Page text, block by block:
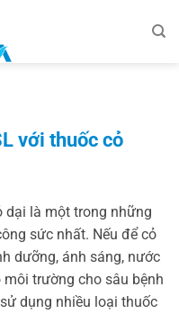
với thuốc cỏ
dại là một trong những
sức nhất. Nếu để cỏ
dưỡng, ánh sáng, nước
trường cho sâu bệnh
dụng nhiều loại thuốc